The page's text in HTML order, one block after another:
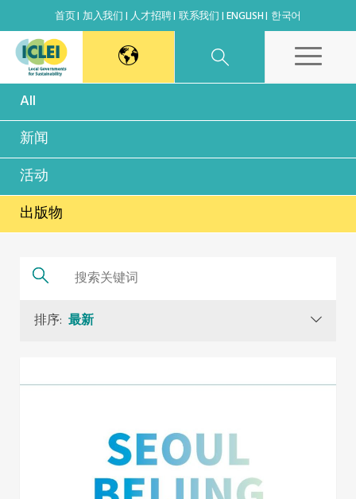
首页 加入我们 人才招聘 联系我们 ENGLISH 한국어
东亚秘书处
韩国办公室
日本办公室
北京代表处
高雄能力建设中心
全球秘书处
加拿大办公室
All
新闻
活动
出版物
排序: 最新